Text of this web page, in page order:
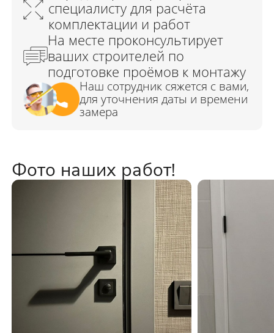
Фото наших работ!